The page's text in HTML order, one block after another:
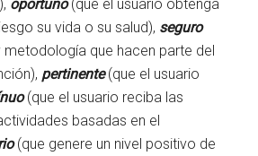
oportuno(que el usuario obtenga
su vida o su salud), seguro
que hacen parte del
pertinente(que el usuario
(que el usuario reciba las
basadas en el
(que genere un nivel positivo de